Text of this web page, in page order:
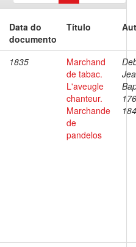
Data do
documento
Título
1835
Marchand
de tabac.
L'aveugle
chanteur.
Marchande
de
pandelos